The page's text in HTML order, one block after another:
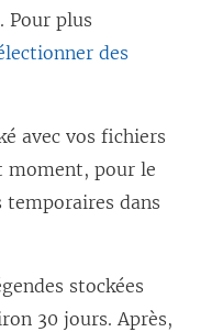
Pour plus
des
avec vos fichiers
moment, pour le
dans
stockées
30 jours. Après,